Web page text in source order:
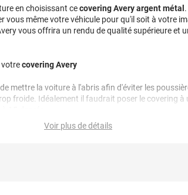
en choisissant cecovering Avery argent métal
vous même votre véhicule pour qu'il soit à votre
vous offrira un rendu de qualité supérieure et
votrecovering Avery
mettre la voiture à l'abris afin d'éviter les
froide. Idéalement il faudrait poser le covering à
utilisés pour le nettoyage et l'entretien du covering,
Voir plus de détails